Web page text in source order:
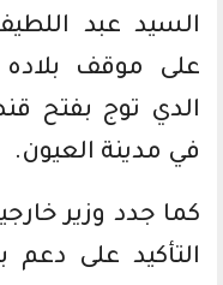
السيد عبد
على موقف بلاده
الدي توج بفتح
في مدينة العيون.
كما جدد وزير
التأكيد على